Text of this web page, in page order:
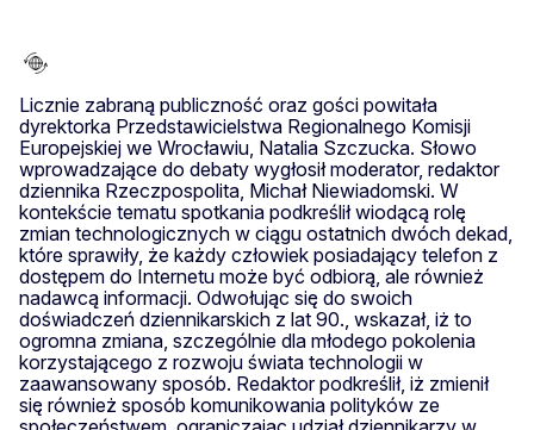
Licznie zabraną publiczność oraz gości powitała
dyrektorka Przedstawicielstwa Regionalnego Komisji
Europejskiej we Wrocławiu, Natalia Szczucka. Słowo
wprowadzające do debaty wygłosił moderator, redaktor
dziennika Rzeczpospolita, Michał Niewiadomski. W
kontekście tematu spotkania podkreślił wiodącą rolę
zmian technologicznych w ciągu ostatnich dwóch dekad,
które sprawiły, że każdy człowiek posiadający telefon z
dostępem do Internetu może być odbiorą, ale również
nadawcą informacji. Odwołując się do swoich
doświadczeń dziennikarskich z lat 90., wskazał, iż to
ogromna zmiana, szczególnie dla młodego pokolenia
korzystającego z rozwoju świata technologii w
zaawansowany sposób. Redaktor podkreślił, iż zmienił
się również sposób komunikowania polityków ze